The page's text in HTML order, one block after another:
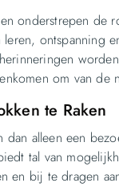
onderstrepen de
leren, ontspanning
om van de
te Raken
alleen een
tal van
en bij te dragen